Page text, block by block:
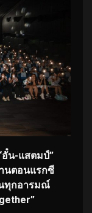
อั๋น-แสตมป์”
นตอนแรกซี
นทุกอารมณ์